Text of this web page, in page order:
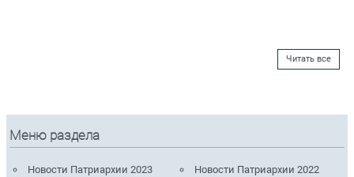
Читать все
Меню раздела
Новости Патриархии 2023
Новости Патриархии 2022